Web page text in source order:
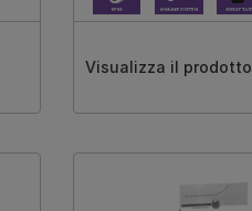
Visualizza il prodotto